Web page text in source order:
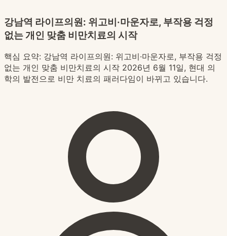
강남역 라이프의원: 위고비·마운자로, 부작용 걱정
없는 개인 맞춤 비만치료의 시작
핵심 요약: 강남역 라이프의원: 위고비·마운자로, 부작용 걱정
없는 개인 맞춤 비만치료의 시작 2026년 6월 11일, 현대 의
학의 발전으로 비만 치료의 패러다임이 바뀌고 있습니다.